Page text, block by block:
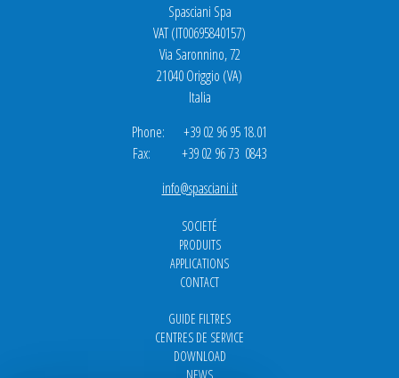
Spasciani Spa
VAT (IT00695840157)
Via Saronnino, 72
21040 Origgio (VA)
Italia
Phone: +39 02 96 95 18.01
Fax: +39 02 96 73 0843
info@spasciani.it
SOCIETÉ
PRODUITS
APPLICATIONS
CONTACT
GUIDE FILTRES
CENTRES DE SERVICE
DOWNLOAD